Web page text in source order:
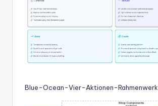
Blue-Ocean-Vier-Aktionen-Rahmenwerk